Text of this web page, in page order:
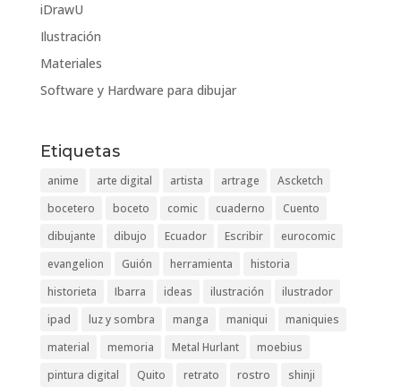
iDrawU
Ilustración
Materiales
Software y Hardware para dibujar
Etiquetas
anime arte digital artista artrage
Ascketch
bocetero
boceto comic cuaderno
Cuento
dibujante
dibujo Ecuador Escribir
eurocomic
evangelion
Guión herramienta
historia
historieta
Ibarra ideas ilustración
ilustrador
ipad
luz y sombra manga maniqui
maniquies
material
memoria Metal Hurlant
moebius
pintura digital
Quito retrato rostro
shinji